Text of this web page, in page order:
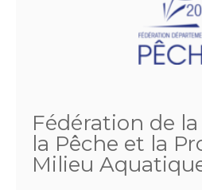
Fédération de
la Pêche et la
Milieu